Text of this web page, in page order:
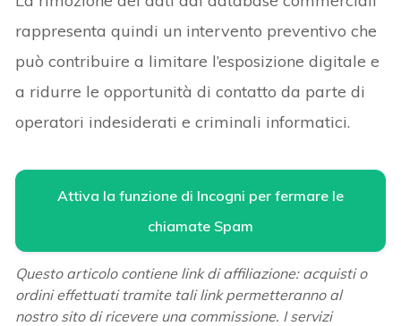
rappresenta quindi un intervento preventivo che
può contribuire a limitare l’esposizione digitale e
a ridurre le opportunità di contatto da parte di
operatori indesiderati e criminali informatici.
Attiva la funzione di Incogni per fermare le
chiamate Spam
Questo articolo contiene link di affiliazione: acquisti o
ordini effettuati tramite tali link permetteranno al
nostro sito di ricevere una commissione. I servizi